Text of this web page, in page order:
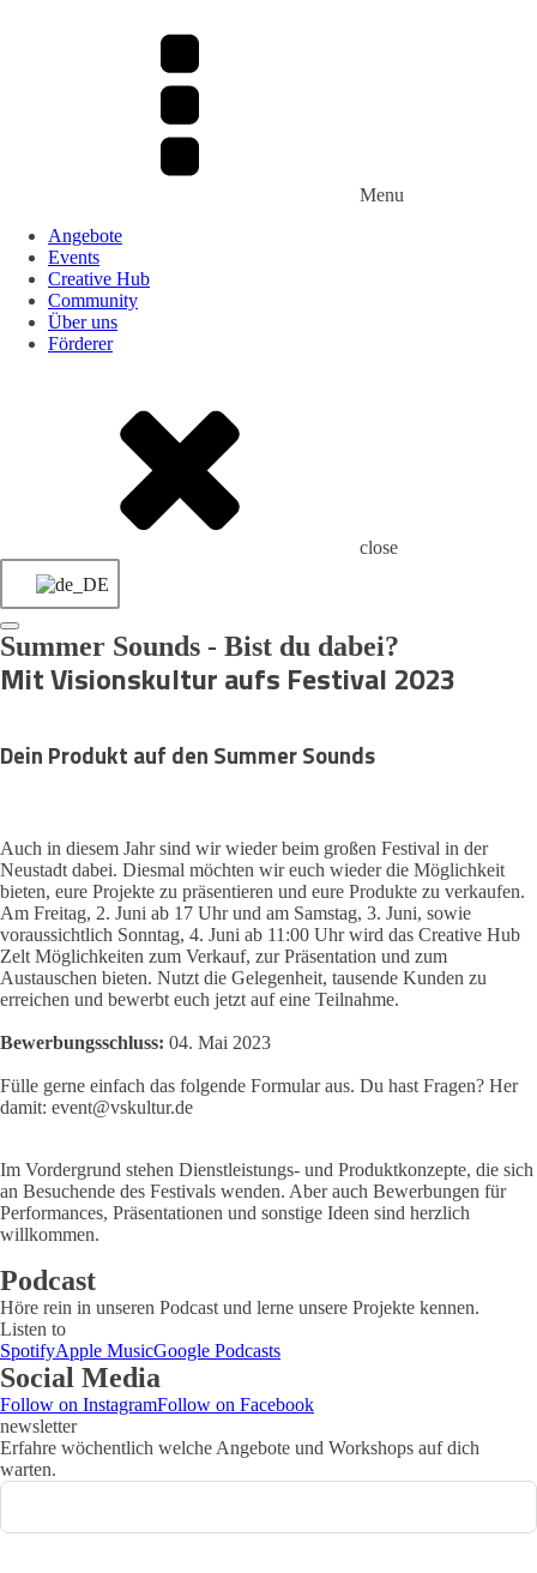
Menu
Angebote
Events
Creative Hub
Community
Über uns
Förderer
close
Summer Sounds - Bist du dabei?
Mit Visionskultur aufs Festival 2023
Dein Produkt auf den Summer Sounds
Auch in diesem Jahr sind wir wieder beim großen Festival in der
Neustadt dabei. Diesmal möchten wir euch wieder die Möglichkeit
bieten, eure Projekte zu präsentieren und eure Produkte zu verkaufen.
Am Freitag, 2. Juni ab 17 Uhr und am Samstag, 3. Juni, sowie
voraussichtlich Sonntag, 4. Juni ab 11:00 Uhr wird das Creative Hub
Zelt Möglichkeiten zum Verkauf, zur Präsentation und zum
Austauschen bieten. Nutzt die Gelegenheit, tausende Kunden zu
erreichen und bewerbt euch jetzt auf eine Teilnahme.
Bewerbungsschluss: 04. Mai 2023
Fülle gerne einfach das folgende Formular aus. Du hast Fragen? Her
damit: event@vskultur.de
Im Vordergrund stehen Dienstleistungs- und Produktkonzepte, die sich
an Besuchende des Festivals wenden. Aber auch Bewerbungen für
Performances, Präsentationen und sonstige Ideen sind herzlich
willkommen.
Podcast
Höre rein in unseren Podcast und lerne unsere Projekte kennen.
Listen to
SpotifyApple MusicGoogle Podcasts
Social Media
Follow on InstagramFollow on Facebook
newsletter
Erfahre wöchentlich welche Angebote und Workshops auf dich
warten.